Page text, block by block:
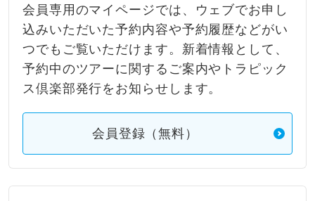
会員専用のマイページでは、ウェブでお申し
込みいただいた予約内容や予約履歴などがい
つでもご覧いただけます。新着情報として、
予約中のツアーに関するご案内やトラピック
ス倶楽部発行をお知らせします。
会員登録（無料）